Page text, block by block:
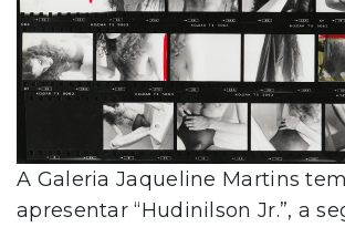
A Galeria Jaqueline Martins
apresentar “Hudinilson Jr.”, a